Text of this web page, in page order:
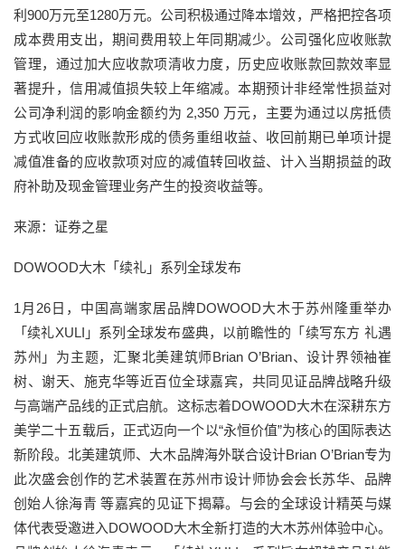
利900万元至1280万元。公司积极通过降本增效，严格把控各项
成本费用支出，期间费用较上年同期减少。公司强化应收账款
管理，通过加大应收款项清收力度，历史应收账款回款效率显
著提升，信用减值损失较上年缩减。本期预计非经常性损益对
公司净利润的影响金额约为 2,350 万元，主要为通过以房抵债
方式收回应收账款形成的债务重组收益、收回前期已单项计提
减值准备的应收款项对应的减值转回收益、计入当期损益的政
府补助及现金管理业务产生的投资收益等。
来源：证券之星
DOWOOD大木「续礼」系列全球发布
1月26日，中国高端家居品牌DOWOOD大木于苏州隆重举办
「续礼XULI」系列全球发布盛典，以前瞻性的「续写东方 礼遇
苏州」为主题，汇聚北美建筑师Brian O’Brian、设计界领袖崔
树、谢天、施克华等近百位全球嘉宾，共同见证品牌战略升级
与高端产品线的正式启航。这标志着DOWOOD大木在深耕东方
美学二十五载后，正式迈向一个以“永恒价值”为核心的国际表达
新阶段。北美建筑师、大木品牌海外联合设计Brian O’Brian专为
此次盛会创作的艺术装置在苏州市设计师协会会长苏华、品牌
创始人徐海青 等嘉宾的见证下揭幕。与会的全球设计精英与媒
体代表受邀进入DOWOOD大木全新打造的大木苏州体验中心。